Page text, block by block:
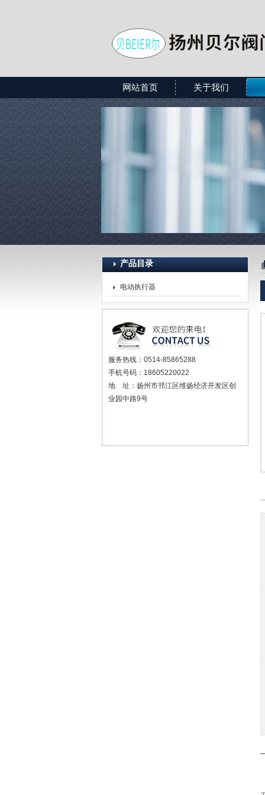
扬州贝尔阀门控制有限公司
网站首页 关于我们
产品目录
电动执行器
服务热线：0514-85865288
手机号码：18605220022
地 址：扬州市邗江区维扬经济开发区创
业园中路9号